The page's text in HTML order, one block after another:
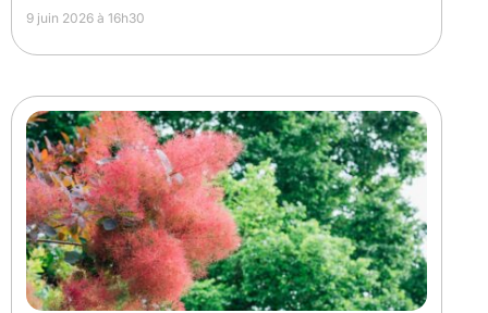
9 juin 2026 à 16h30